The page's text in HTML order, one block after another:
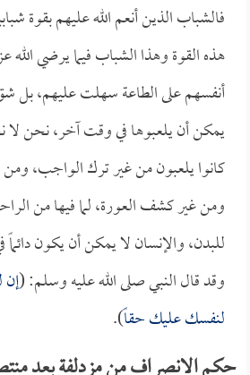
فالشباب الذين أنعم الله عليهم بقوة
هذه القوة وهذا الشباب فيما يرضي
أنفسهم على الطاعة سهلت عليهم، بل
يمكن أن يلعبوها في وقت آخر، نحن لا
كانوا يلعبون من غير ترك الواجب، ومن
ومن غير كشف العورة، لما فيها من
للبدن، والإنسان لا يمكن أن يكون
وقد قال النبي صلى الله عليه وسلم: (
لنفسك عليك حقاً).